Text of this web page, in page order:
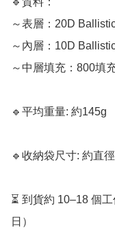
～表層：20D
～內層：10D
～中層填充：800填
🔹平均重量: 約145g
🔹收納袋尺寸: 約直
⏳ 到貨約 10–18 個
日）